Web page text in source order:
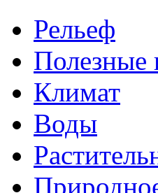
Рельеф
Полезные
Климат
Воды